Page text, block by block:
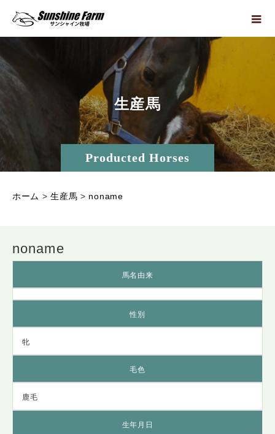
Producted Horses
生産馬
ホーム >生産馬 > noname
noname
馬名由来
性別
牝
毛色
鹿毛
生年月日